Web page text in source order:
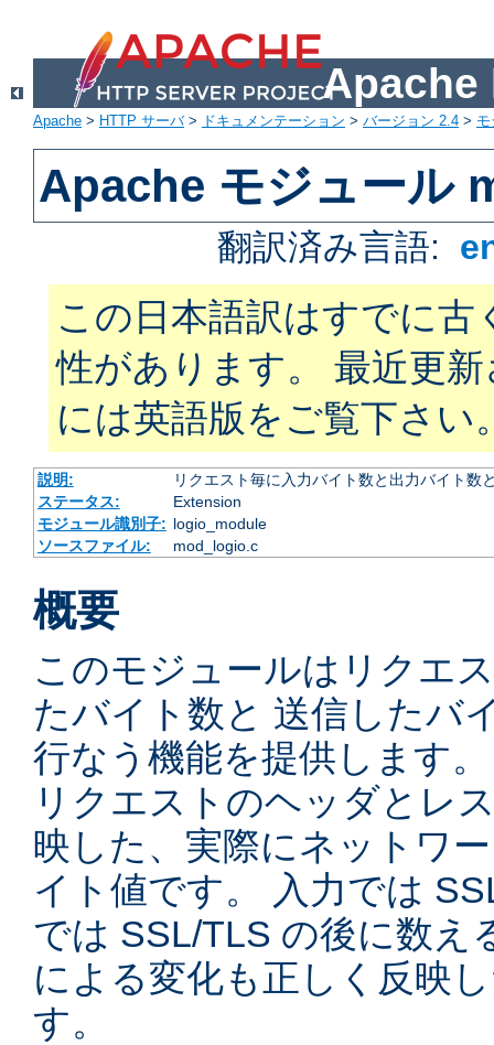
Apache
Apache > HTTP サーバ> ドキュメンテーション > バージョン 2.4 >
Apache モジュール
翻訳済み言語:
この日本語訳はすでに古
性があります。 最近更
には英語版をご覧下さい
説明:
リクエスト毎に入力バイト数と出力バイト数
ステータス:
Extension
モジュール識別子: logio_module
ソースファイル:
mod_logio.c
概要
このモジュールはリクエ
たバイト数と 送信したバ
行なう機能を提供します
リクエストのヘッダとレ
映した、実際にネットワ
イト値です。 入力では
では SSL/TLS の後に数え
による変化も正しく反映
す。